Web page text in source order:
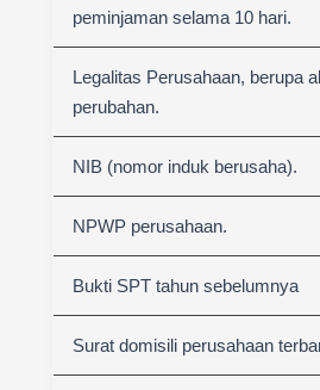
peminjaman selama 10 hari.
Legalitas Perusahaan, berupa
perubahan.
NIB (nomor induk berusaha).
NPWP perusahaan.
Bukti SPT tahun sebelumnya
Surat domisili perusahaan